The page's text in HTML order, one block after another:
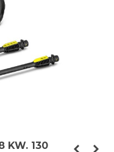
KW. 130